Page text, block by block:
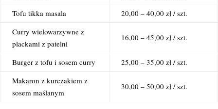
Tofu tikka masala
20,00 – 40,00 zł / szt.
Curry wielowarzywne z
plackami z patelni
16,00 – 45,00 zł / szt.
Burger z tofu i sosem curry
25,00 – 35,00 zł / szt.
Makaron z kurczakiem z
sosem maślanym
30,00 – 50,00 zł / szt.